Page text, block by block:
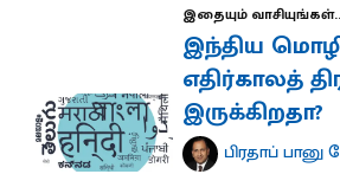
இதையும்
இந்திய
எதிர்காலத்
இருக்கிறதா?
பிரதாப் பானு